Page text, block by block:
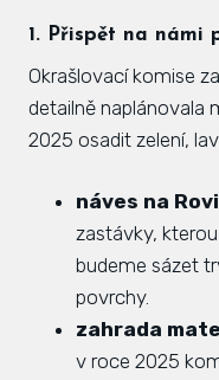
1. Přispět na námi
Okrašlovací komise
detailně naplánovala
2025 osadit zelení,
náves na
zastávky,
budeme sázet
povrchy.
zahrada
v roce 2025